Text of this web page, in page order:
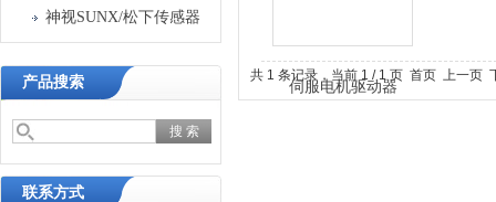
神视SUNX/松下传感器
产品搜索
联系方式
共 1 条记录，当前 1 / 1 页 首页 上一页